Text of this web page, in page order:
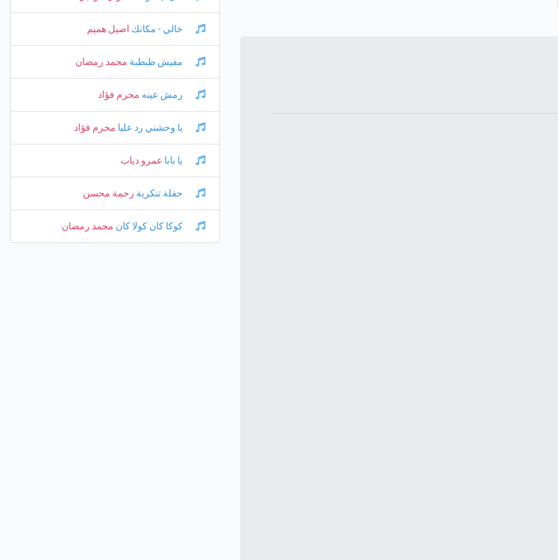
خالي - مكانك اصيل هميم
مفيش طبطبة محمد رمضان
رمش عينه محرم فؤاد
يا وحشني رد عليا محرم فؤاد
يا بابا عمرو دياب
حفلة تنكرية رحمة محسن
كوكا كان كولا كان محمد رمضان